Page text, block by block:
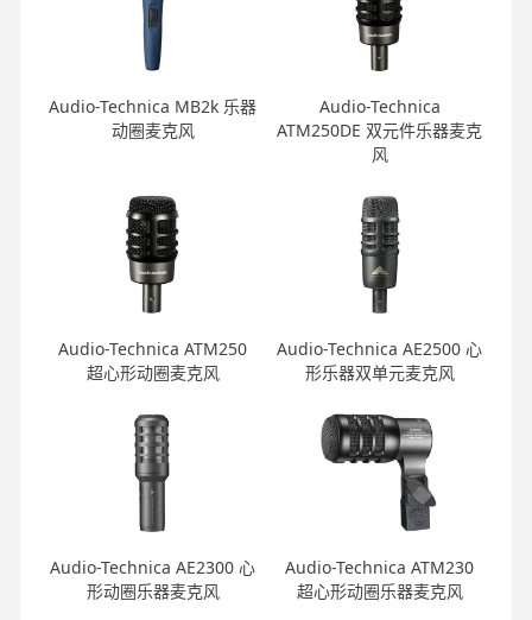
Audio-Technica MB2k 乐器
动圈麦克风
Audio-Technica
ATM250DE 双元件乐器麦克
风
Audio-Technica ATM250
超心形动圈麦克风
Audio-Technica AE2500 心
形乐器双单元麦克风
Audio-Technica AE2300 心
形动圈乐器麦克风
Audio-Technica ATM230
超心形动圈乐器麦克风